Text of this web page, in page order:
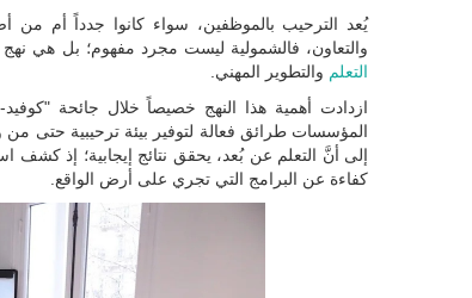
يُعد الترحيب بالموظفين، سواء كانوا جدداً أم من
والتعاون، فالشمولية ليست مجرد مفهوم؛ بل هي
التعلم والتطوير المهني.
كفاءة عن البرامج التي تجري على أرض الواقع.